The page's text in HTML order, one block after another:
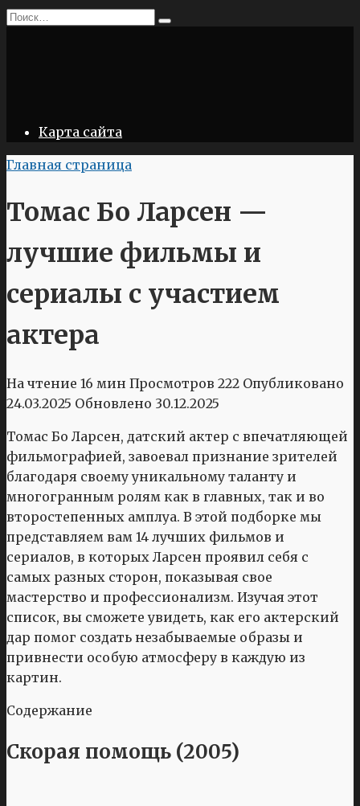
Перейти
Search
Карта сайта
Главная страница
Томас Бо Ларсен —
лучшие фильмы и
сериалы с участием
актера
На чтение 16 мин Просмотров 222 Опубликовано
24.03.2025 Обновлено 30.12.2025
Томас Бо Ларсен, датский актер с впечатляющей
фильмографией, завоевал признание зрителей
благодаря своему уникальному таланту и
многогранным ролям как в главных, так и во
второстепенных амплуа. В этой подборке мы
представляем вам 14 лучших фильмов и
сериалов, в которых Ларсен проявил себя с
самых разных сторон, показывая свое
мастерство и профессионализм. Изучая этот
список, вы сможете увидеть, как его актерский
дар помог создать незабываемые образы и
привнести особую атмосферу в каждую из
картин.
Содержание
Скорая помощь (2005)